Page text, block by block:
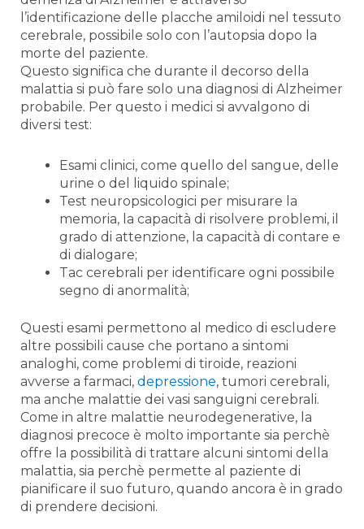
l’identificazione delle placche amiloidi nel tessuto
cerebrale, possibile solo con l’autopsia dopo la
morte del paziente.
Questo significa che durante il decorso della
malattia si può fare solo una diagnosi di Alzheimer
probabile. Per questo i medici si avvalgono di
diversi test:
Esami clinici, come quello del sangue, delle
urine o del liquido spinale;
Test neuropsicologici per misurare la
memoria, la capacità di risolvere problemi, il
grado di attenzione, la capacità di contare e
di dialogare;
Tac cerebrali per identificare ogni possibile
segno di anormalità;
Questi esami permettono al medico di escludere
altre possibili cause che portano a sintomi
analoghi, come problemi di tiroide, reazioni
avverse a farmaci, depressione, tumori cerebrali,
ma anche malattie dei vasi sanguigni cerebrali.
Come in altre malattie neurodegenerative, la
diagnosi precoce è molto importante sia perchè
offre la possibilità di trattare alcuni sintomi della
malattia, sia perchè permette al paziente di
pianificare il suo futuro, quando ancora è in grado
di prendere decisioni.